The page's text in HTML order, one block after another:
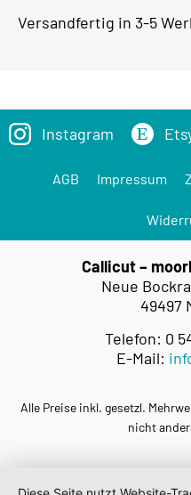
Versandfertig in 3-5
Instagram
AGB Impressum
Callicut –
Neue
49497
Telefon: 0
E-Mail:
Alle Preise inkl. gesetzl.
nicht